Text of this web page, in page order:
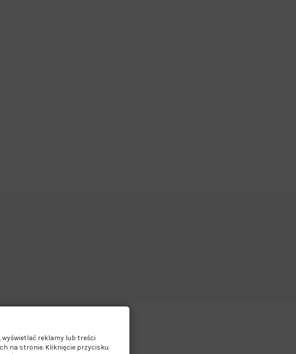
reklamy lub treści
na stronie. Kliknięcie przycisku